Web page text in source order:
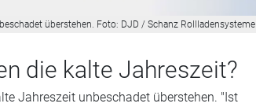
überstehen. Foto: DJD / Schanz Rollladensysteme
die kalte Jahreszeit?
Jahreszeit unbeschadet überstehen. "Ist